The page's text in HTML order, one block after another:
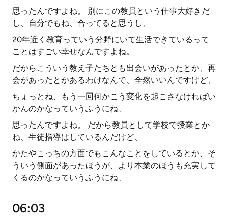
思ったんですよね。 別にこの教員という仕事大好きだ
し、自分でもね、合ってると思うし、
20年近く教育っていう分野にいて生活できているって
ことはすごい幸せなんですよね。
だからこういう教え子たちとも出会いがあったとか、再
会があったとかあるわけなんで、全然いいんですけど、
ちょっとね、もう一回何かこう変化を起こさなければい
かんのかなっていうふうにね、
思ったんですよね。 だから教員として学校で授業とか
ね、生徒指導はしているんだけど、
かたやこっちの方面でもこんなことをしているとか、そ
ういう側面があったほうが、より本業のほうも充実して
くるのかなっていうふうにね、
06:03